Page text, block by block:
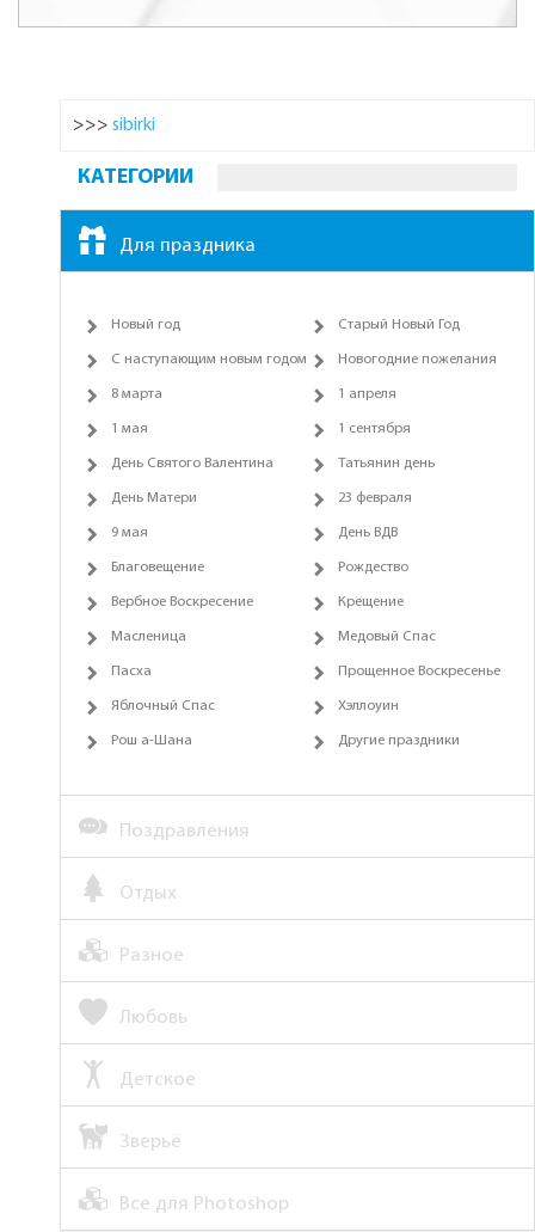
>>> sibirki
КАТЕГОРИИ
Для праздника
Новый год Старый Новый Год
С наступающим новым годом Новогодние пожелания
8 марта 1 апреля
1 мая 1 сентября
День Святого Валентина Татьянин день
День Матери 23 февраля
9 мая День ВДВ
Благовещение Рождество
Вербное Воскресение Крещение
Масленица Медовый Спас
Пасха Прощенное Воскресенье
Яблочный Спас Хэллоуин
Рош а-Шана Другие праздники
Поздравления
Отдых
Разное
Любовь
Детское
Зверьё
Все для Photoshop